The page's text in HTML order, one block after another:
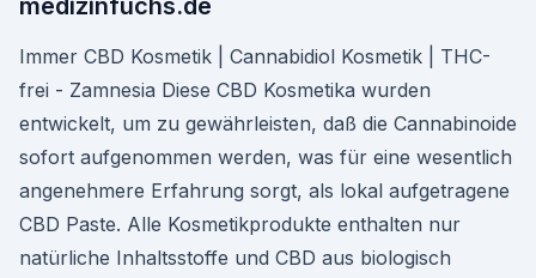
medizinfuchs.de
Immer CBD Kosmetik | Cannabidiol Kosmetik | THC-
frei - Zamnesia Diese CBD Kosmetika wurden
entwickelt, um zu gewährleisten, daß die Cannabinoide
sofort aufgenommen werden, was für eine wesentlich
angenehmere Erfahrung sorgt, als lokal aufgetragene
CBD Paste. Alle Kosmetikprodukte enthalten nur
natürliche Inhaltsstoffe und CBD aus biologisch